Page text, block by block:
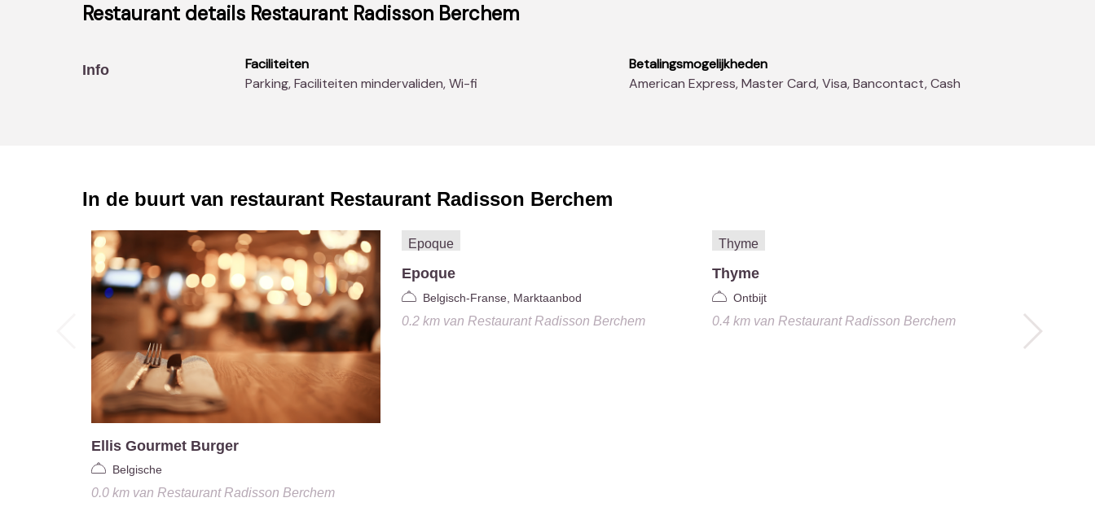
Restaurant details Restaurant Radisson Berchem
Info
Faciliteiten
Parking, Faciliteiten mindervaliden, Wi-fi
Betalingsmogelijkheden
American Express, Master Card, Visa, Bancontact, Cash
In de buurt van restaurant Restaurant Radisson Berchem
Ellis Gourmet Burger
Belgische
0.0 kmvan Restaurant Radisson Berchem
Epoque
Belgisch-Franse, Marktaanbod
0.2 kmvan Restaurant Radisson Berchem
Thyme
Ontbijt
0.4 kmvan Restaurant Radisson Berchem 0.6 km